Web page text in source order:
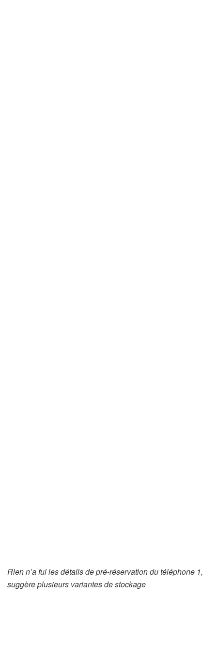
Rien n’a fui les détails de pré-réservation du téléphone 1,
suggère plusieurs variantes de stockage